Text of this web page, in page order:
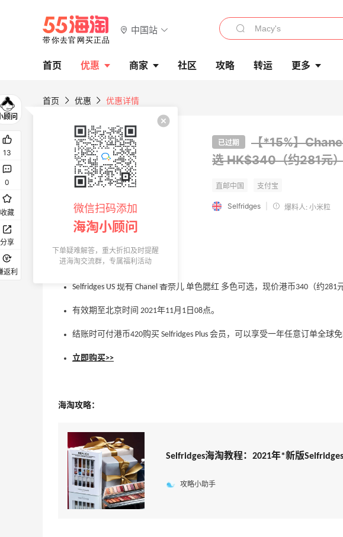
中国站
首页 优惠 商家 社区 攻略 转运 更多
首页 优惠 优惠详情
已过期
【*15%】
选HK$340（约281元
Selfridges 爆料人: 小米粒
Selfridges US 现有 Chanel 香奈儿 单色腮红 多色可选，现价港币340（约281
有效期至北京时间 2021年11月1日08点。
结账时可付港币420购买 Selfridges Plus 会员，可以享受一年任意订单全球免
立即购买>>
海淘攻略：
Selfridges海淘教程：2021年*新版
攻略小助手
13
0
收藏
分享
返利
微信扫码添加
海淘小顾问
下单疑难解答，重大折扣及时提醒
进海淘交流群，专属福利活动